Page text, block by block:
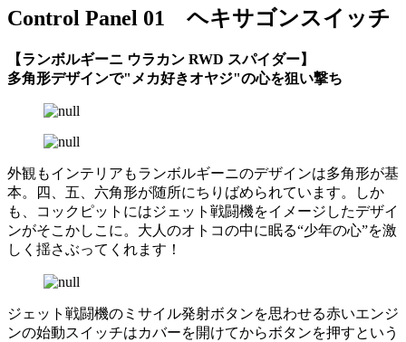
Control Panel 01 ヘキサゴンスイッチ
【ランボルギーニ ウラカン RWD スパイダー】
多角形デザインで"メカ好きオヤジ"の心を狙い撃ち
外観もインテリアもランボルギーニのデザインは多角形が基
本。四、五、六角形が随所にちりばめられています。しか
も、コックピットにはジェット戦闘機をイメージしたデザイ
ンがそこかしこに。大人のオトコの中に眠る“少年の心”を激
しく揺さぶってくれます！
ジェット戦闘機のミサイル発射ボタンを思わせる赤いエンジ
ンの始動スイッチはカバーを開けてからボタンを押すという